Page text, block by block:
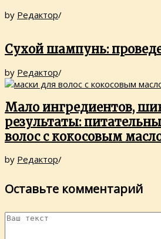
by Редактор/
Сухой шампунь:
by Редактор/
Мало ингредиентов,
результаты:
волос с кокосовым
by Редактор/
Оставьте комментарий